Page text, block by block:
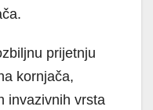
prijetnju
kornjača,
invazivnih vrsta